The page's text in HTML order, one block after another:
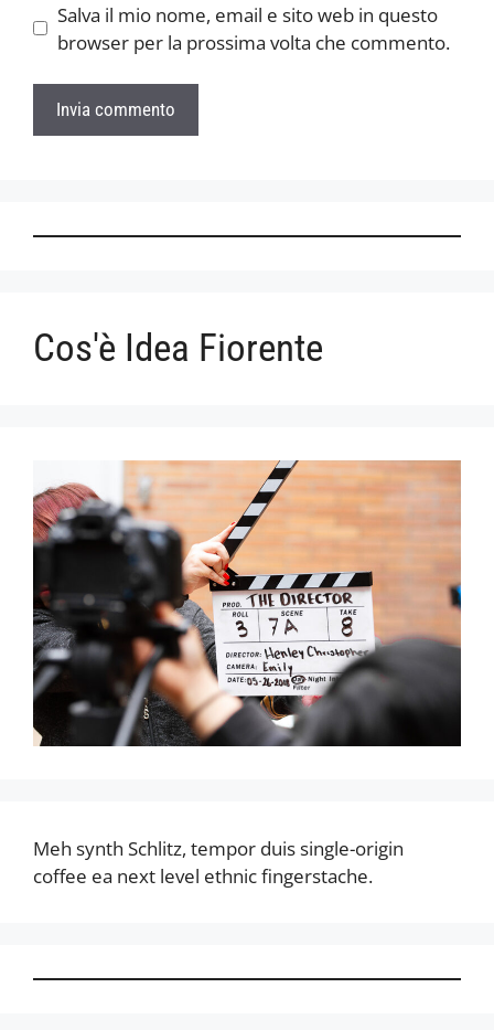
Salva il mio nome, email e sito web in questo
browser per la prossima volta che commento.
Cos'è Idea Fiorente
Meh synth Schlitz, tempor duis single-origin
coffee ea next level ethnic fingerstache.